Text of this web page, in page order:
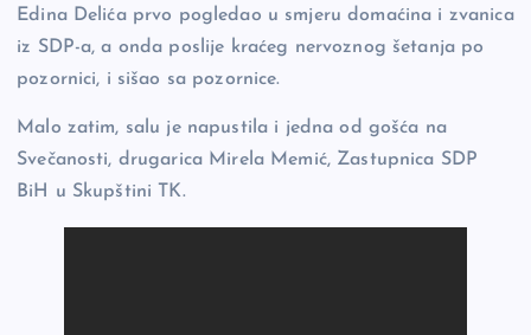
Edina Delića prvo pogledao u smjeru domaćina i zvanica
iz SDP-a, a onda poslije kraćeg nervoznog šetanja po
pozornici, i sišao sa pozornice.
Malo zatim, salu je napustila i jedna od gošća na
Svečanosti, drugarica Mirela Memić, Zastupnica SDP
BiH u Skupštini TK.